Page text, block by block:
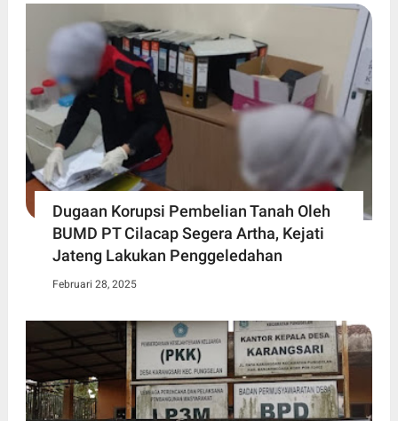
Dugaan Korupsi Pembelian Tanah Oleh
BUMD PT Cilacap Segera Artha, Kejati
Jateng Lakukan Penggeledahan
Februari 28, 2025